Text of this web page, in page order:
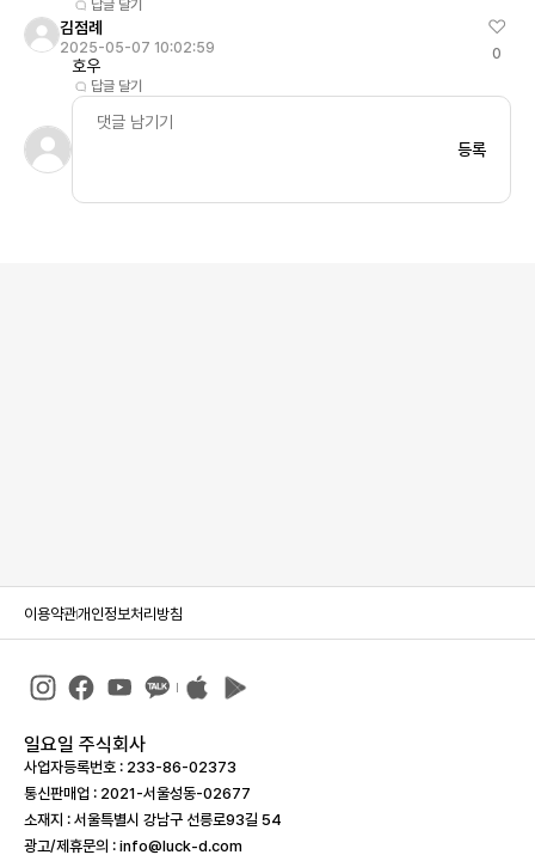
답글 달기
김점례
2025-05-07 10:02:59
호우
답글 달기
0
등록
이용약관개인정보처리방침
일요일 주식회사
사업자등록번호 : 233-86-023­73
통신판매업 : 2021-서울성동-02677
소재지 : 서울특별시 강남구 선릉로93길 54
광고/제휴문의 : info@luck-d.com